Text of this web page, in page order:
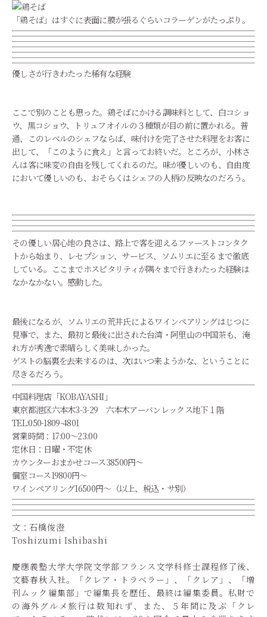
「鶏そば」はすぐに表面に膜が張るぐらいコラーゲンがたっぷり。
優しさが行きわたった稀有な経験
ここで別のことも思った。鶏そばにかける調味料として、白コショ
ウ、黒コショウ、トリュフオイルの３種類が目の前に置かれる。普
通、このレベルのシェフならば、味付けを完了させた料理をお客に
出して、「このように食え」と言ってお終いだ。ところが、小林さ
んは客に味変の自由を残してくれるのだ。味が優しいのも、自由度
において優しいのも、おそらくはシェフの人柄の反映なのだろう。
その優しい居心地の良さは、路上で客を迎えるファーストコンタク
トから始まり、レセプション、サービス、ソムリエに至るまで徹底
している。ここまでホスピタリティが隅々まで行きわたった経験は
なかなかない。感動した。
最後になるが、ソムリエの荒井氏によるワインペアリングはじつに
見事で、また、最初と最後に出された台湾・阿里山の中国茶も、淹
れ方が秀逸で素晴らしく美味しかった。
ゲストの脳裏を去来するのは、次はいつ来ようかな、ということに
尽きるだろう。
中国料理店「KOBAYASHI」
東京都港区六本木3-3-29 六本木アーバンレックス地下１階
TEL:050-1809-4801
営業時間：17:00～23:00
定休日：日曜・不定休
カウンターおまかせコース38500円～
個室コース19800円～
ワインペアリング16500円～（以上、税込・サ別）
文：石橋俊澄
Toshizumi Ishibashi
慶應義塾大学大学院文学部フランス文学科修士課程修了後、
文藝春秋入社。「クレア・トラベラー」、「クレア」、「増
刊ムック編集部」で編集長を歴任、最終は編集委員。私財で
の海外グルメ旅行は数知れず、また、５年間に及ぶ「クレ